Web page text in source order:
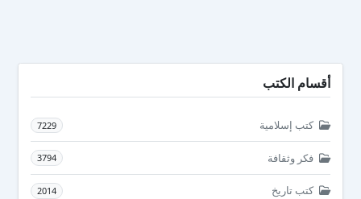
أقسام الكتب
كتب إسلامية 7229
فكر وثقافة 3794
كتب تاريخ 2014